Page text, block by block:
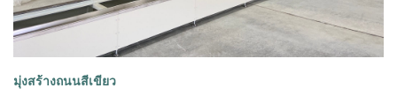
มุ่งสร้างถนนสีเขียว